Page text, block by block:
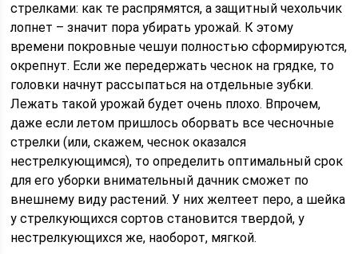
стрелками: как те распрямятся, а защитный чехольчик
лопнет – значит пора убирать урожай. К этому
времени покровные чешуи полностью сформируются,
окрепнут. Если же передержать чеснок на грядке, то
головки начнут рассыпаться на отдельные зубки.
Лежать такой урожай будет очень плохо. Впрочем,
даже если летом пришлось оборвать все чесночные
стрелки (или, скажем, чеснок оказался
нестрелкующимся), то определить оптимальный срок
для его уборки внимательный дачник сможет по
внешнему виду растений. У них желтеет перо, а шейка
у стрелкующихся сортов становится твердой, у
нестрелкующихся же, наоборот, мягкой.